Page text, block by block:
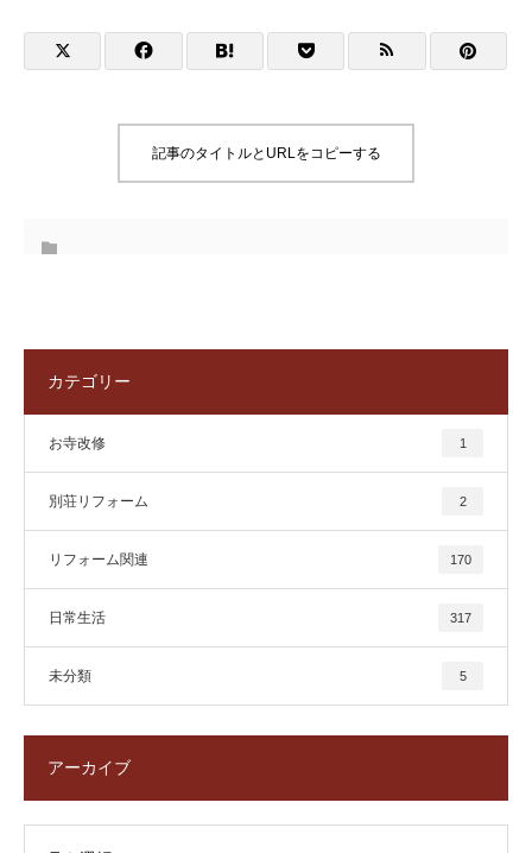
記事のタイトルとURLをコピーする
カテゴリー
お寺改修 1
別荘リフォーム 2
リフォーム関連 170
日常生活 317
未分類 5
アーカイブ